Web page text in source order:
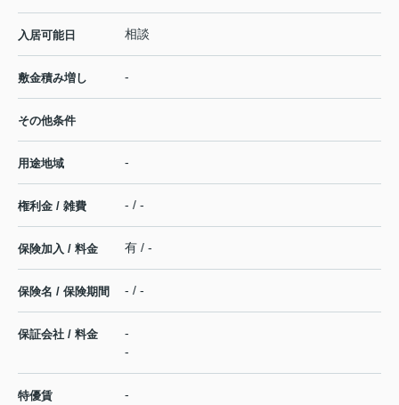
入居可能日 相談
敷金積み増し -
その他条件
用途地域 -
権利金 / 雑費 - / -
保険加入 / 料金 有 / -
保険名 / 保険期間 - / -
保証会社 / 料金
-
-
特優賃 -